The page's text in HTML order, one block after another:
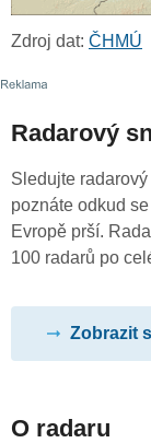
Zdroj dat: ČHMÚ
Radarový
Sledujte
poznáte odkud
Evropě prší.
100 radarů po
Zobrazit
O radaru